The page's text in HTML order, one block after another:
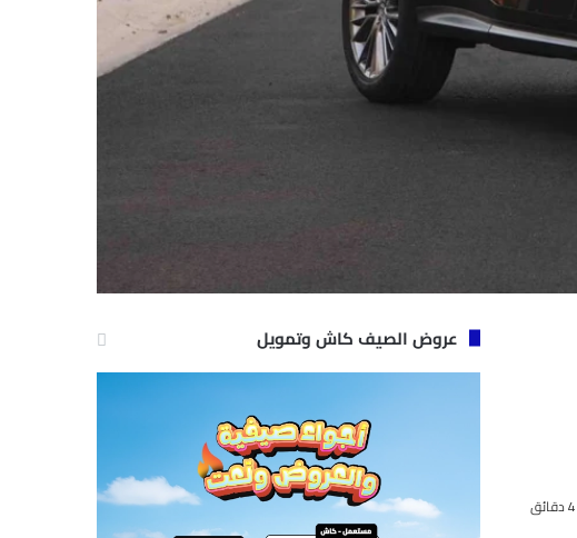
عروض الصيف كاش وتمويل